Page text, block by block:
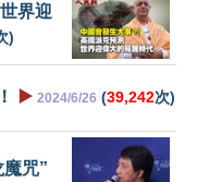
界迎
)
▶️ 2024/6/26 (39,242次)
咒”